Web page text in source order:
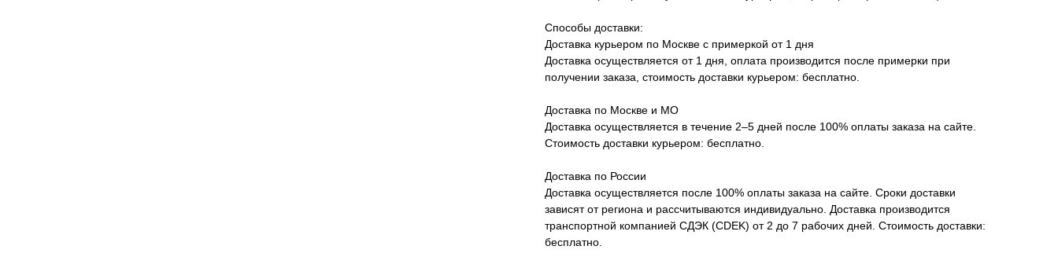
Способы доставки:
Доставка курьером по Москве с примеркой от 1 дня
Доставка осуществляется от 1 дня, оплата производится после примерки при
получении заказа, стоимость доставки курьером: бесплатно.
Доставка по Москве и МО
Доставка осуществляется в течение 2–5 дней после 100% оплаты заказа на сайте.
Стоимость доставки курьером: бесплатно.
Доставка по России
Доставка осуществляется после 100% оплаты заказа на сайте. Сроки доставки
зависят от региона и рассчитываются индивидуально. Доставка производится
транспортной компанией СДЭК (CDEK) от 2 до 7 рабочих дней. Стоимость доставки:
бесплатно.